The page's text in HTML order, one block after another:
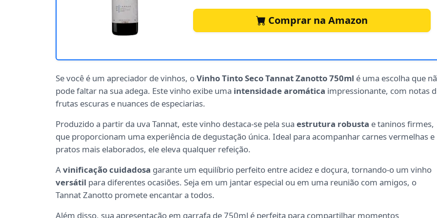
Comprar na Amazon
Se você é um apreciador de vinhos, oVinho Tinto Seco Tannat Zanotto 750ml é uma escolha que
pode faltar na sua adega. Este vinho exibe uma intensidade aromática impressionante, com notas
frutas escuras e nuances de especiarias.
Produzido a partir da uva Tannat, este vinho destaca-se pela sua estrutura robusta e taninos firmes,
que proporcionam uma experiência de degustação única. Ideal para acompanhar carnes vermelhas e
pratos mais elaborados, ele eleva qualquer refeição.
Avinificação cuidadosa garante um equilíbrio perfeito entre acidez e doçura, tornando-o um vinho
versátil para diferentes ocasiões. Seja em um jantar especial ou em uma reunião com amigos, o
Tannat Zanotto promete encantar a todos.
Além disso, sua apresentação em garrafa de 750ml é perfeita para compartilhar momentos